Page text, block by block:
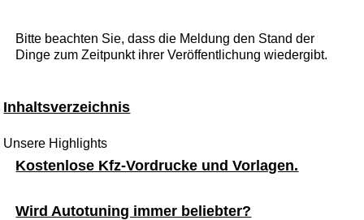
Bitte beachten Sie, dass die Meldung den Stand der
Dinge zum Zeitpunkt ihrer Veröffentlichung wiedergibt.
Inhaltsverzeichnis
Unsere Highlights
Kostenlose Kfz-Vordrucke und Vorlagen.
Wird Autotuning immer beliebter?